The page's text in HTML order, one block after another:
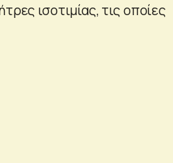
ισοτιμίας, τις οποίες